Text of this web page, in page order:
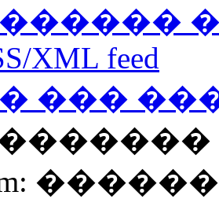
XML feed
���